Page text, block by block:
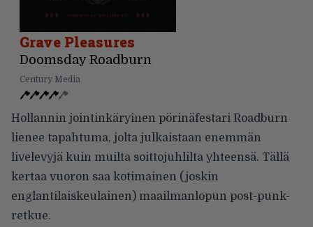
Grave Pleasures
Doomsday Roadburn
Century Media
Hollannin jointinkäryinen pörinäfestari Roadburn
lienee tapahtuma, jolta julkaistaan enemmän
livelevyjä kuin muilta soittojuhlilta yhteensä. Tällä
kertaa vuoron saa kotimainen (joskin
englantilaiskeulainen) maailmanlopun post-punk-
retkue.